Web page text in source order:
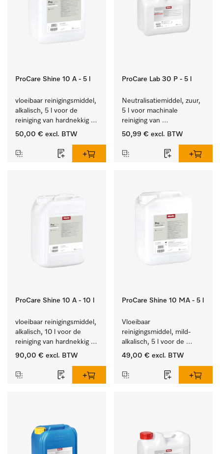
ProCare Shine 10 A - 5 l
vloeibaar reinigingsmiddel,
alkalisch, 5 l voor de
reiniging van hardnekkig
vuil op serviesgoed,
50,00 € excl. BTW
ProCare Lab 30 P - 5 l
Neutralisatiemiddel, zuur,
5 l voor machinale
reiniging van
laboratoriumglaswerk en -
50,99 € excl. BTW
ProCare Shine 10 A - 10 l
vloeibaar reinigingsmiddel,
alkalisch, 10 l voor de
reiniging van hardnekkig
vuil op serviesgoed,
90,00 € excl. BTW
ProCare Shine 10 MA - 5 l
Vloeibaar
reinigingsmiddel, mild-
alkalisch, 5 l voor de
reiniging van lichte
bestek en glazen.
49,00 € excl. BTW